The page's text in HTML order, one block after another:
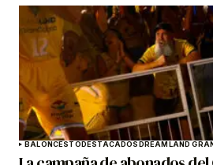
BALONCESTODESTACADOSDREAMLAND